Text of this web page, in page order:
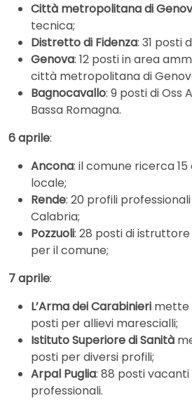
Città metropolitana di
tecnica;
Distretto di Fidenza: 31 posti
Genova: 12 posti in area
città metropolitana di
Bagnocavallo: 9 posti di Oss
Bassa Romagna.
6 aprile:
Ancona: il comune ricerca
locale;
Rende: 20 profili
Calabria;
Pozzuoli: 28 posti di
per il comune;
7 aprile:
L’Arma dei Carabinieri mette
posti per allievi marescialli;
Istituto Superiore di Sanità
posti per diversi profili;
Arpal Puglia: 88 posti
professionali.